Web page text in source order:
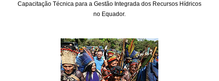
Capacitação Técnica para a Gestão Integrada dos Recursos Hídricos
no Equador.